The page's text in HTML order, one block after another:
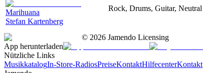
Marihuana
Stefan Kartenberg
Rock, Drums, Guitar, Neutral
© 2026 Jamendo Licensing
App herunterladen
Nützliche Links
MusikkatalogIn-Store-RadiosPreiseKontaktHilfecenterKontakt